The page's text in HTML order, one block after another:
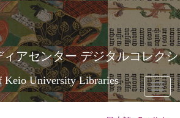
アセンター デジタルコレクシ
Keio University Libraries
Toggle